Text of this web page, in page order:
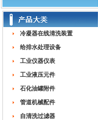
冷凝器在线清洗装置
给排水处理设备
工业仪器仪表
工业液压元件
石化油罐附件
管道机械配件
自清洗过滤器